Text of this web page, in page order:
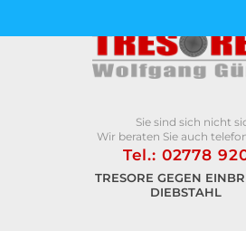
Sie sind sich nicht
Wir beraten Sie auch
Tel.: 02778
TRESORE GEGEN
DIEBSTAHL